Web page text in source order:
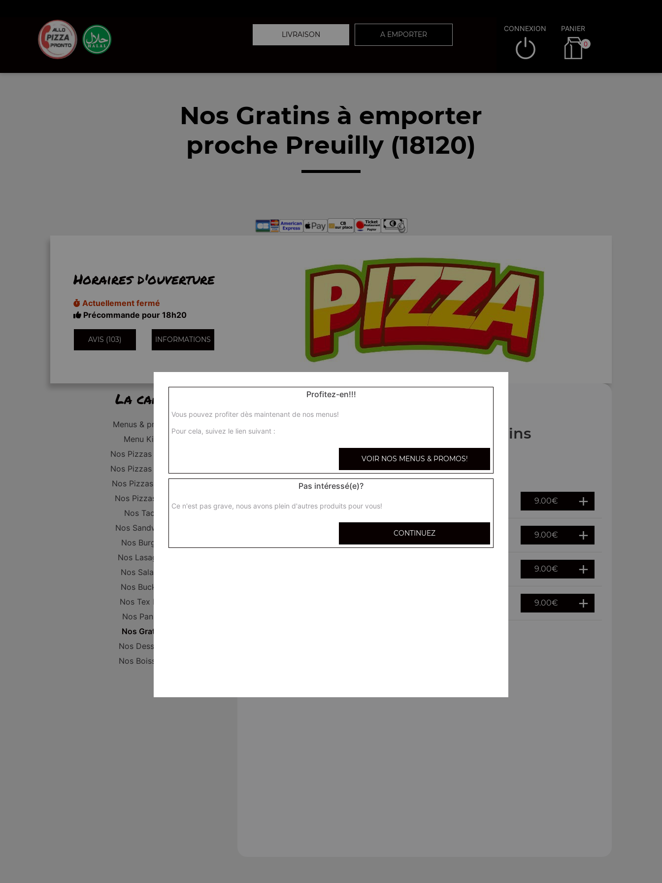
LIVRAISON A EMPORTER
CONNEXION PANIER
0
Nos Gratins à emporter
proche Preuilly (18120)
Horaires d'ouverture
Actuellement fermé
Précommande pour 18h20
AVIS (103) INFORMATIONS
La carte
Menus & promos
Menu Kid's
Nos Pizzas Junior
Nos Pizzas Sénior
Nos Pizzas Méga
Nos Pizzas XXL
Nos Tacos
Nos Sandwichs
Nos Burgers
Nos Lasagnes
Nos Salades
Nos Buckets
Nos Tex Mex
Nos Paninis
Nos Gratins
Nos Desserts
Nos Boissons
Nos Gratins
9.00€
9.00€
9.00€
9.00€
Profitez-en!!!
Vous pouvez profiter dès maintenant de nos menus!
Pour cela, suivez le lien suivant :
VOIR NOS MENUS & PROMOS!
Pas intéressé(e)?
Ce n'est pas grave, nous avons plein d'autres produits pour vous!
CONTINUEZ